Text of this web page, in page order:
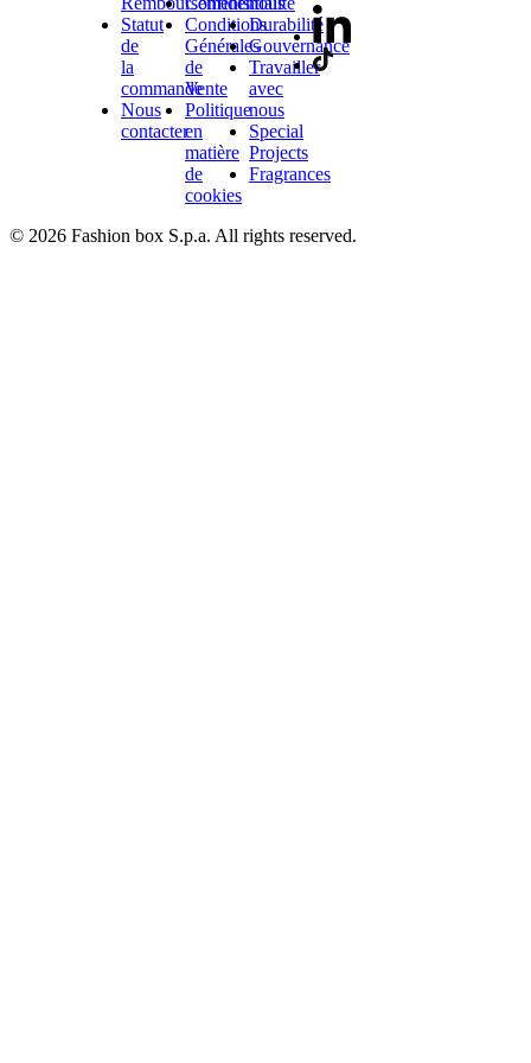
Statut
de
la
commande
Nous
contacter
Conditions
Générales
de
Vente
Politique
en
matière
de
cookies
Durabilité
Gouvernance
Travailler
avec
nous
Special
Projects
Fragrances
© 2026 Fashion box S.p.a. All rights reserved.